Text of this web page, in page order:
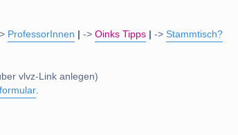
ProfessorInnen -> Oinks Tipps -> Stammtisch?
vlvz-Link anlegen)
.